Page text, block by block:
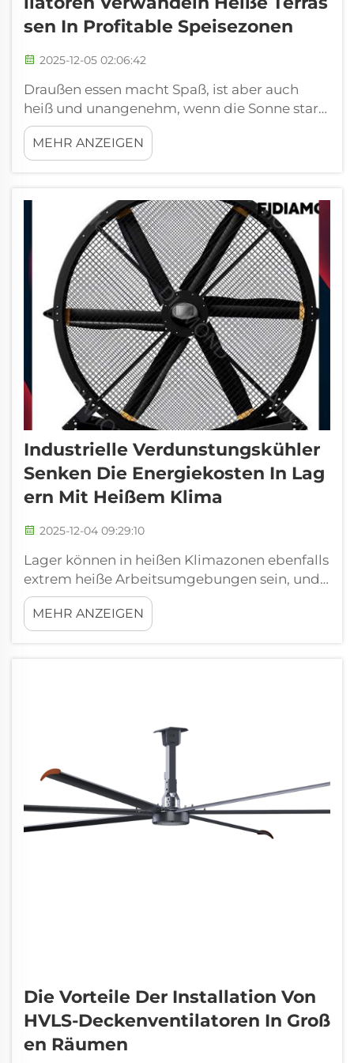
Sen In Profitable Speisezonen
2025-12-05 02:06:42
Draußen essen macht Spaß, ist aber auch
heiß und unangenehm, wenn die Sonne stark
ist. Hier kommen die Außenbereich-
Befeuchtungsventilatoren ins Spiel. Diese
Ventilatoren kühlen die Luft auf Terrassen, die
und Entspannen werden. Wir bei
FJDIAMOND verstehen, dass Unternehmen
einfach darauf abzielen, ihre...
MEHR ANZEIGEN
Industrielle Verdunstungskühler
Senken Die Energiekosten In Lag
Ern Mit Heißem Klima
2025-12-04 09:29:10
Lager können in heißen Klimazonen ebenfalls
extrem heiße Arbeitsumgebungen sein, und
Schweiß kann gefährlich rutschige
Oberflächen auf dem Boden verursachen.
Industrielle Verdunstungskühler sind eine
MEHR ANZEIGEN
Die Vorteile Der Installation Von
HVLS-Deckenventilatoren In Groß
En Räumen